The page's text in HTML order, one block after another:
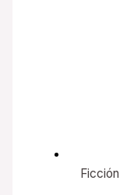
Ficción